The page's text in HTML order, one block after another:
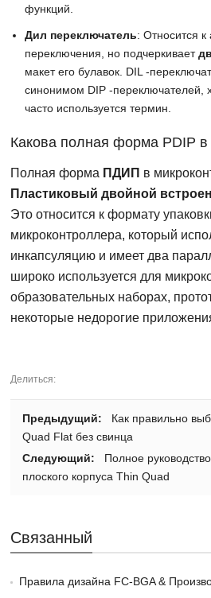
функций.
Дил переключатель: Относится к
переключения, но подчеркивает
макет его булавок. DIL -
синонимом DIP -переключателей,
часто используется термин.
Какова полная форма PDIP
Полная форма ПДИП в
Пластиковый двойной
Это относится к формату
микроконтроллера, который
инкапсуляцию и имеет два
широко используется для
образовательных наборах,
некоторые недорогие
Делиться:
Предыдущий:
Как правильно
Quad Flat без свинца
Следующий:
Полное
плоского корпуса Thin Quad
Связанный
Правила дизайна FC-BGA &